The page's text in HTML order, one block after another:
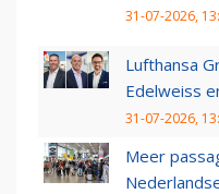
31-07-2026,
Lufthansa
Edelweiss
31-07-2026,
Meer